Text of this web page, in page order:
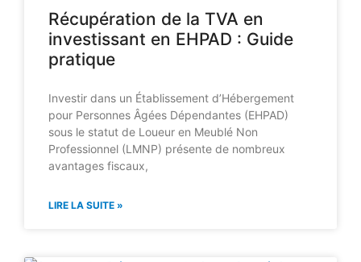
Récupération de la TVA en
investissant en EHPAD : Guide
pratique
Investir dans un Établissement d’Hébergement
pour Personnes Âgées Dépendantes (EHPAD)
sous le statut de Loueur en Meublé Non
Professionnel (LMNP) présente de nombreux
avantages fiscaux,
LIRE LA SUITE »